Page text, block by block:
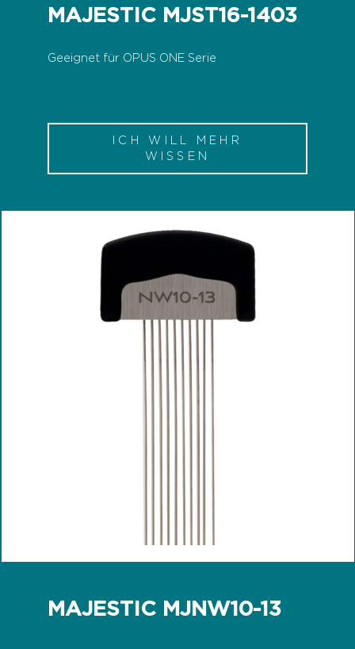
MAJESTIC MJST16-1403
Geeignet für OPUS ONE Serie
ICH WILL MEHR
WISSEN
MAJESTIC MJNW10-13